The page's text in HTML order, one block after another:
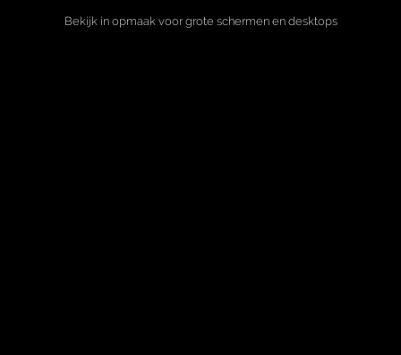
Bekijk in opmaak voor grote schermen en desktops